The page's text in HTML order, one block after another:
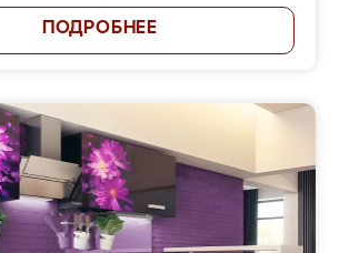
ПОДРОБНЕЕ